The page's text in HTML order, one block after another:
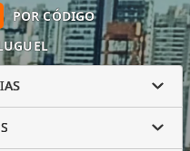
POR CÓDIGO